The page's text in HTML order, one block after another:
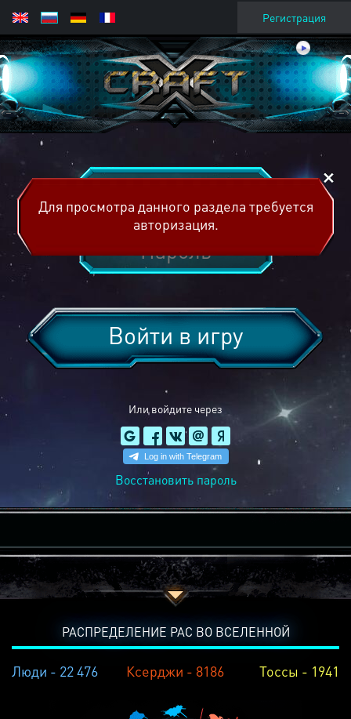
Регистрация
Или войдите через
Войти в игру
Восстановить пароль
Для просмотра данного раздела требуется
авторизация.
РАСПРЕДЕЛЕНИЕ РАС ВО ВСЕЛЕННОЙ
Люди - 22 476 Ксерджи - 8186 Тоссы - 1941